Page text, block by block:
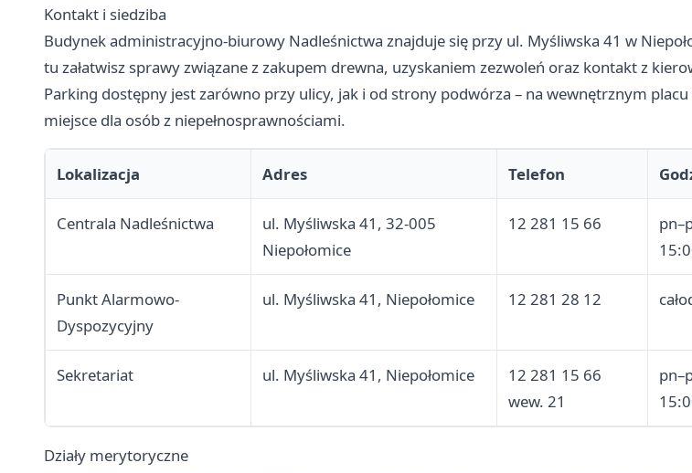
Kontakt i siedziba
Budynek administracyjno-biurowy Nadleśnictwa znajduje się przy ul. Myśliwska 41 w
tu załatwisz sprawy związane z zakupem drewna, uzyskaniem zezwoleń oraz kontakt z
Parking dostępny jest zarówno przy ulicy, jak i od strony podwórza – na wewnętrznym
miejsce dla osób z niepełnosprawnościami.
Lokalizacja Adres Telefon
Centrala Nadleśnictwa
ul. Myśliwska 41, 32-005
Niepołomice
12 281 15 66
Punkt Alarmowo-
Dyspozycyjny
ul. Myśliwska 41, Niepołomice 12 281 28 12
Sekretariat ul. Myśliwska 41, Niepołomice
12 281 15 66
wew. 21
Działy merytoryczne